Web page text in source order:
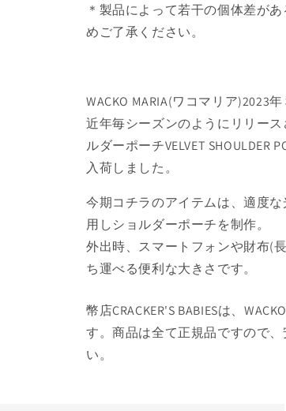
＊製品によって若干の個体差が
めご了承ください。
WACKO MARIA(ワコマリア)2023
近年毎シーズンのようにリリー
ルダーポーチVELVET SHOULDER
入荷しました。
今期コチラのアイテムは、適度
用しショルダーポーチを制作。
外出時、スマートフォンや財布(
ち運べる便利な大きさです。
幣店CRACKER'S BABIESは、
す。商品は全て正規品ですので
い。